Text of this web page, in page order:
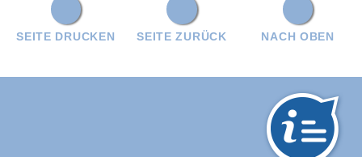
NACH OBEN
SEITE ZURÜCK
SEITE DRUCKEN